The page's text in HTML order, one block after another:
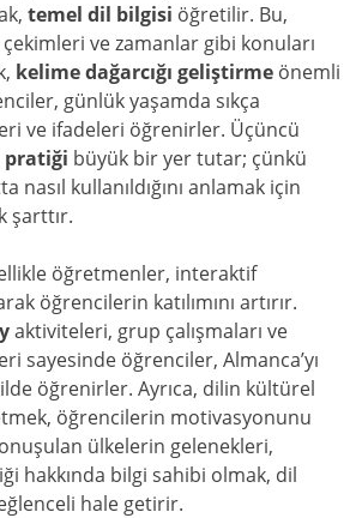
temel dil bilgisi öğretilir. Bu,
çekimleri ve zamanlar gibi konuları
kelime dağarcığı geliştirme önemli
günlük yaşamda sıkça
ve ifadeleri öğrenirler. Üçüncü
pratiği büyük bir yer tutar; çünkü
nasıl kullanıldığını anlamak için
şarttır.
öğretmenler, interaktif
öğrencilerin katılımını artırır.
aktiviteleri, grup çalışmaları ve
sayesinde öğrenciler, Almanca’yı
öğrenirler. Ayrıca, dilin kültürel
öğrencilerin motivasyonunu
ülkelerin gelenekleri,
hakkında bilgi sahibi olmak, dil
hale getirir.